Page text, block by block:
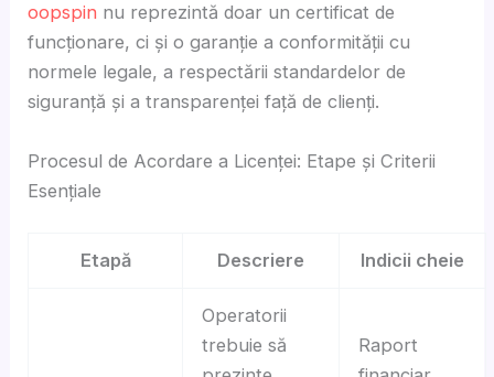
oopspin nu reprezintă doar un certificat de
funcționare, ci și o garanție a conformității cu
normele legale, a respectării standardelor de
siguranță și a transparenței față de clienți.
Procesul de Acordare a Licenței: Etape și Criterii
Esențiale
Etapă Descriere Indicii cheie
Operatorii
trebuie să
Raport